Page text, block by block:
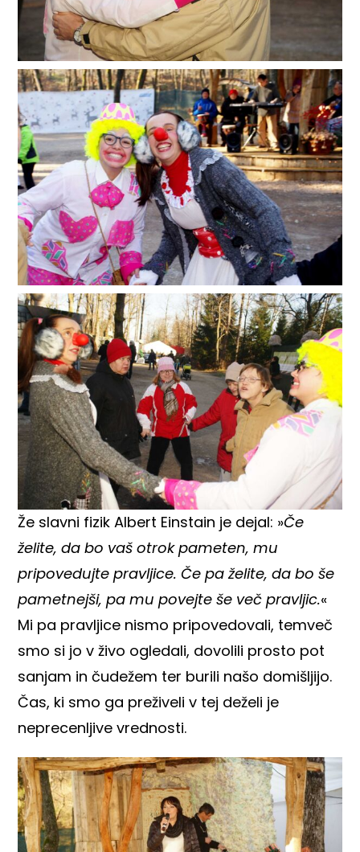
Že slavni fizik Albert Einstain je dejal: »Če
želite, da bo vaš otrok pameten, mu
pripovedujte pravljice. Če pa želite, da bo še
pametnejši, pa mu povejte še več pravljic.«
Mi pa pravljice nismo pripovedovali, temveč
smo si jo v živo ogledali, dovolili prosto pot
sanjam in čudežem ter burili našo domišljijo.
Čas, ki smo ga preživeli v tej deželi je
neprecenljive vrednosti.